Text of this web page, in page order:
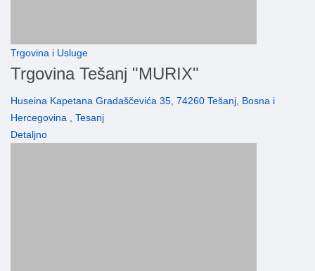
Trgovina i Usluge
Trgovina Tešanj "MURIX"
Huseina Kapetana Gradaščevića 35, 74260 Tešanj, Bosna i
Hercegovina , Tesanj
Detaljno